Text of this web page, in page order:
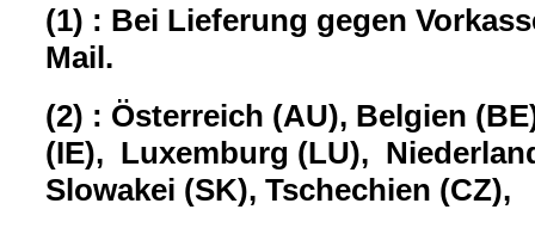
(1) : Bei Lieferung gegen
Mail.
(2) : Österreich (AU), Belgien
(IE), Luxemburg (LU),
Slowakei (SK), Tschechien (CZ),